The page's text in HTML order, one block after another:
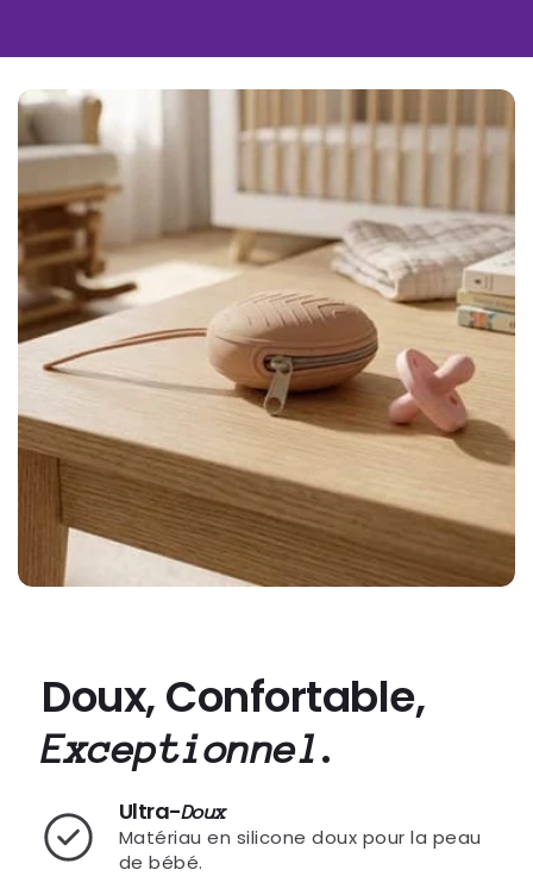
Doux, Confortable,
Exceptionnel.
Ultra-Doux
Matériau en silicone doux pour la peau
de bébé.